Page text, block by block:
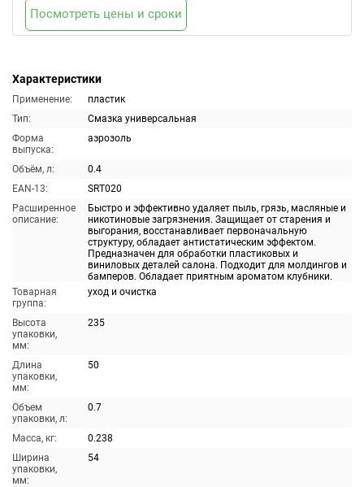
Характеристики
Применение:
пластик
Тип:
Смазка универсальная
Форма
выпуска:
аэрозоль
Объём, л:
0.4
EAN-13:
SRT020
Расширенное
описание:
Быстро и эффективно удаляет пыль, грязь, масляные и
никотиновые загрязнения. Защищает от старения и
выгорания, восстанавливает первоначальную
структуру, обладает антистатическим эффектом.
Предназначен для обработки пластиковых и
виниловых деталей салона. Подходит для молдингов и
бамперов. Обладает приятным ароматом клубники.
Товарная
группа:
уход и очистка
Высота
упаковки,
мм:
235
Длина
упаковки,
мм:
50
Объем
упаковки, л:
0.7
Масса, кг:
0.238
Ширина
упаковки,
мм:
54
Посмотреть цены и сроки